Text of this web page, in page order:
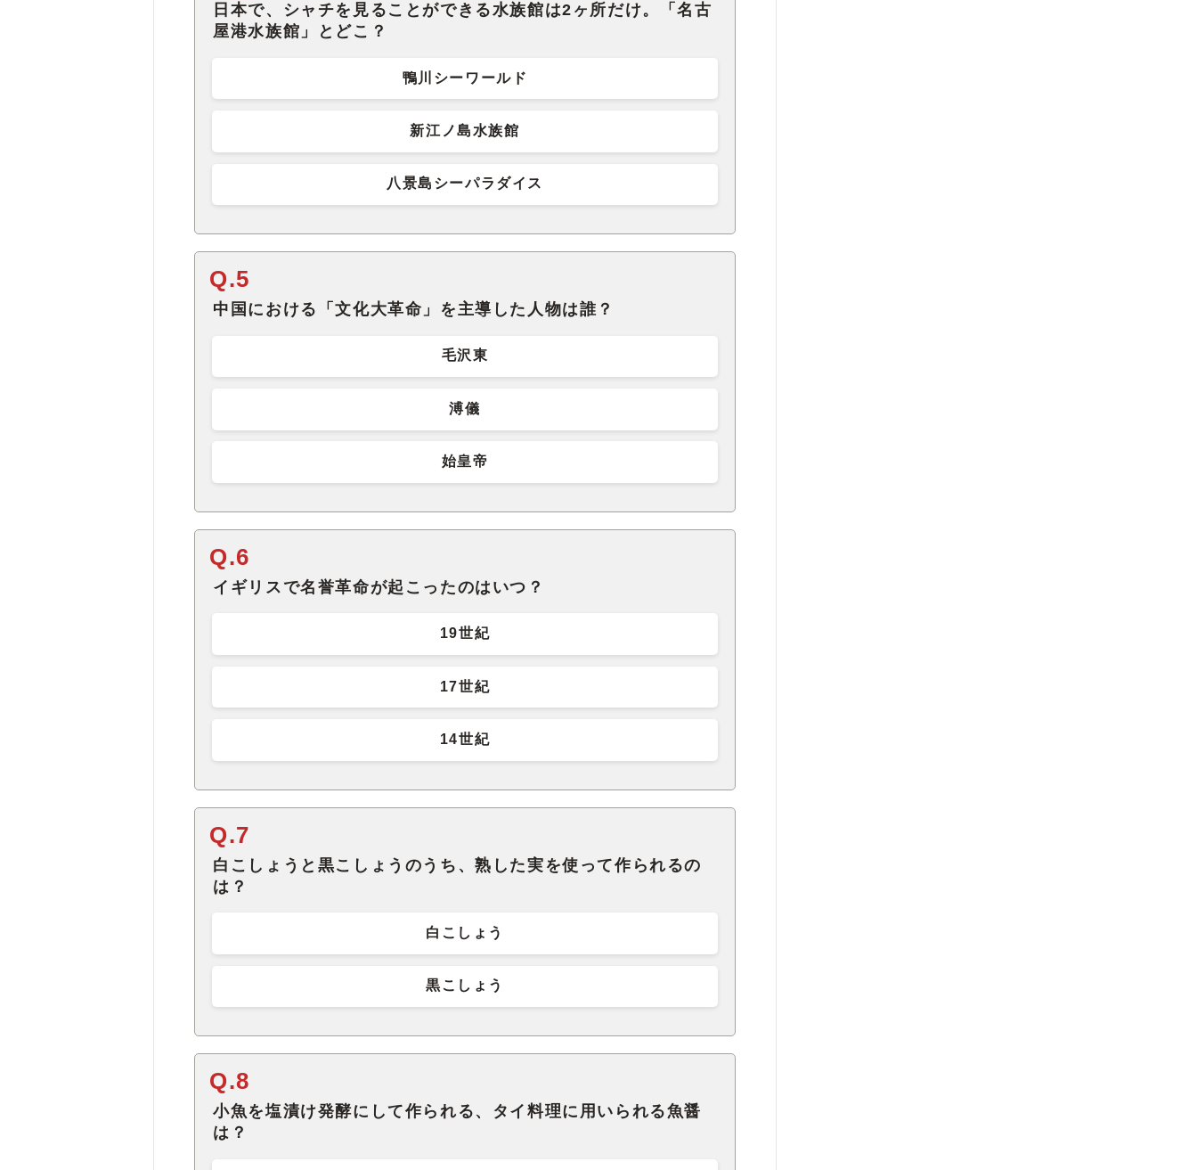
日本で、シャチを見ることができる水族館は2ヶ所だけ。「名古
屋港水族館」とどこ？
鴨川シーワールド
新江ノ島水族館
八景島シーパラダイス
Q.5
中国における「文化大革命」を主導した人物は誰？
毛沢東
溥儀
始皇帝
Q.6
イギリスで名誉革命が起こったのはいつ？
19世紀
17世紀
14世紀
Q.7
白こしょうと黒こしょうのうち、熟した実を使って作られるの
は？
白こしょう
黒こしょう
Q.8
小魚を塩漬け発酵にして作られる、タイ料理に用いられる魚醤
は？